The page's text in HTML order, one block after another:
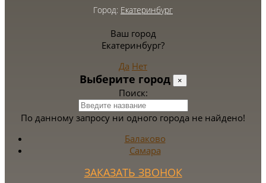
Город: Екатеринбург
Ваш город
Екатеринбург?
Да Нет
Выберите город ×
Поиск:
По данному запросу ни одного города не найдено!
Балаково
Самара
ЗАКАЗАТЬ ЗВОНОК